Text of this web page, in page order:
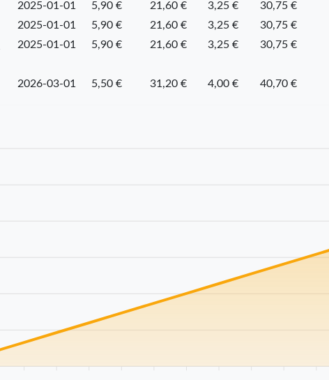
2025-01-01 5,90 € 21,60 € 3,25 €
30,75 €
2025-01-01 5,90 € 21,60 € 3,25 €
30,75 €
2025-01-01 5,90 € 21,60 € 3,25 €
30,75 €
2026-03-01 5,50 € 31,20 € 4,00 € 40,70 €